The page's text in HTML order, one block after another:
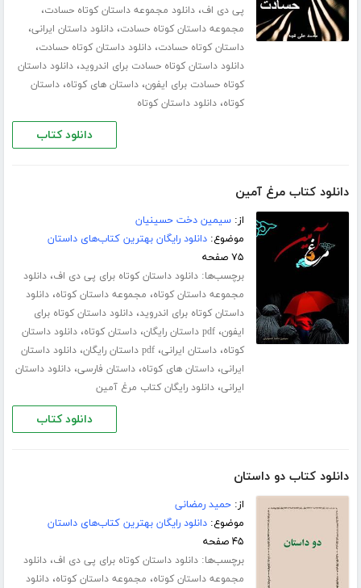
پی دی اف،دانلود مجموعه داستان کوتاه حسادت،
مجموعه داستان کوتاه حسادت،دانلود داستان ایرانی،
داستان کوتاه حسادت،دانلود داستان کوتاه حسادت،
دانلود داستان کوتاه حسادت برای اندروید،دانلود داستان
کوتاه حسادت برای ایفون،داستان های کوتاه،داستان
کوتاه،دانلود داستان کوتاه
دانلود کتاب
دانلود کتاب مرغ آمین
از:سیمین دخت حسینیان
موضوع:دانلود رایگان بهترین کتاب‌های داستان
۷۵ صفحه
برچسب‌ها:دانلود داستان کوتاه برای پی دی اف،دانلود
مجموعه داستان کوتاه، مجموعه داستان کوتاه،دانلود
داستان کوتاه برای اندروید،دانلود داستان کوتاه برای
ایفون،pdf داستان رایگان ،داستان کوتاه،دانلود داستان
کوتاه،داستان ایرانی،pdf داستان رایگان ،دانلود داستان
ایرانی،داستان های کوتاه،داستان فارسی،دانلود داستان
ایرانی،دانلود رایگان کتاب مرغ آمین
دانلود کتاب
دانلود کتاب دو داستان
از:حمید رمضانی
موضوع:دانلود رایگان بهترین کتاب‌های داستان
۴۵ صفحه
برچسب‌ها:دانلود داستان کوتاه برای پی دی اف،دانلود
مجموعه داستان کوتاه، مجموعه داستان کوتاه،دانلود